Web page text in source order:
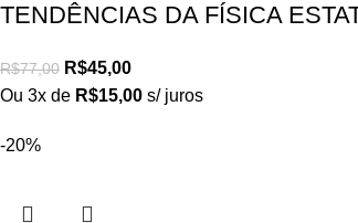
TENDÊNCIAS DA FÍSICA
R$77,00 R$45,00
Ou 3x de R$15,00 s/ juros
-20%